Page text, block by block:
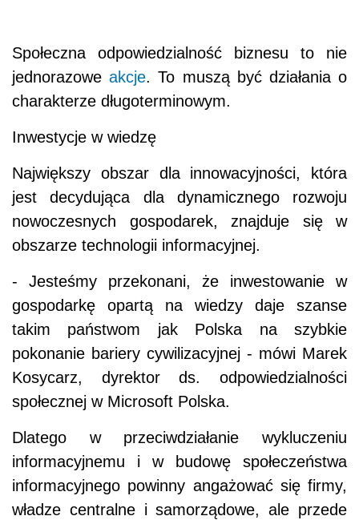
Społeczna odpowiedzialność biznesu to nie
jednorazoweakcje. To muszą być działania o
charakterze długoterminowym.
Inwestycje w wiedzę
Największy obszar dla innowacyjności, która
jest decydująca dla dynamicznego rozwoju
nowoczesnych gospodarek, znajduje się w
obszarze technologii informacyjnej.
- Jesteśmy przekonani, że inwestowanie w
gospodarkę opartą na wiedzy daje szanse
takim państwom jak Polska na szybkie
pokonanie bariery cywilizacyjnej - mówi Marek
Kosycarz, dyrektor ds. odpowiedzialności
społecznej w Microsoft Polska.
Dlatego w przeciwdziałanie wykluczeniu
informacyjnemu i w budowę społeczeństwa
informacyjnego powinny angażować się firmy,
władze centralne i samorządowe, ale przede